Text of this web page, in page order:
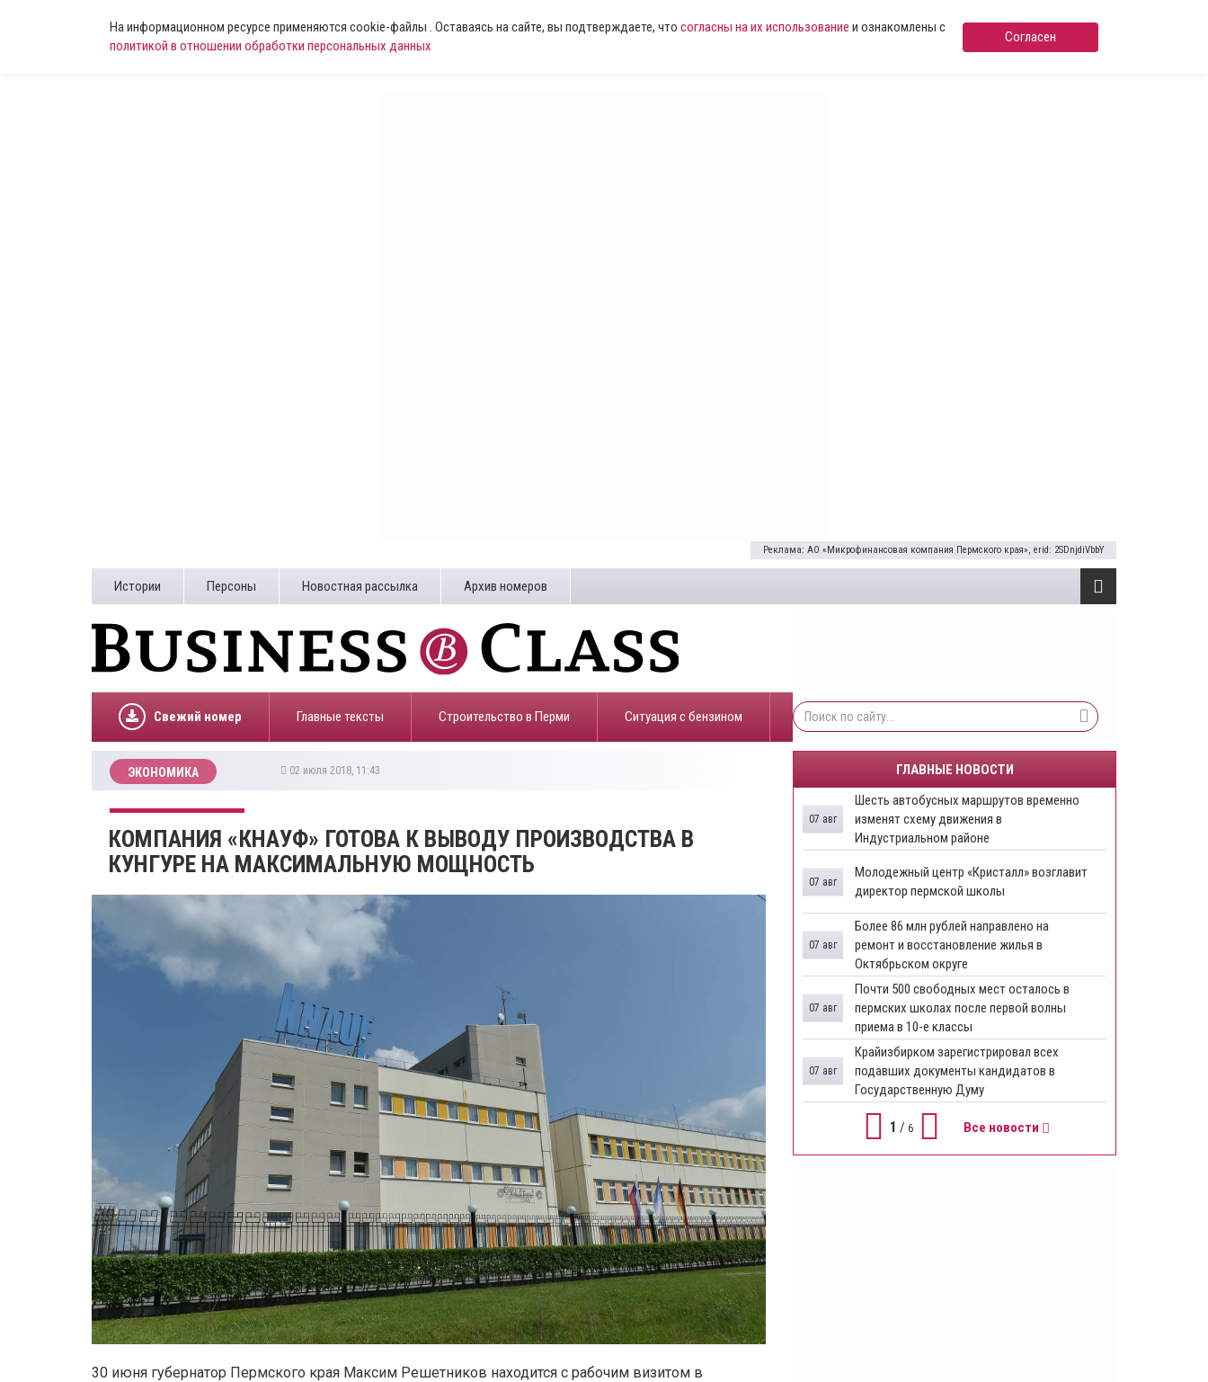
На информационном ресурсе применяются cookie-файлы . Оставаясь на сайте, вы подтверждаете, что согласны на их использование и ознакомлены с
политикой в отношении обработки персональных данных
Согласен
Реклама: АО «Микрофинансовая компания Пермского края», erid: 2SDnjdiVbbY
Истории Персоны Новостная рассылка Архив номеров
Свежий номер Главные тексты Строительство в Перми ​Ситуация с бензином
ЭКОНОМИКА 02 июля 2018, 11:43
​КОМПАНИЯ «КНАУФ» ГОТОВА К ВЫВОДУ ПРОИЗВОДСТВА В
КУНГУРЕ НА МАКСИМАЛЬНУЮ МОЩНОСТЬ
30 июня губернатор Пермского края Максим Решетников находится с рабочим визитом в
ГЛАВНЫЕ НОВОСТИ
Шесть автобусных маршрутов временно
изменят схему движения в
Индустриальном районе
07 авг
Молодежный центр «Кристалл» возглавит
директор пермской школы
07 авг
Более 86 млн рублей направлено на
ремонт и восстановление жилья в
Октябрьском округе
07 авг
Почти 500 свободных мест осталось в
пермских школах после первой волны
приема в 10-е классы
07 авг
Крайизбирком зарегистрировал всех
подавших документы кандидатов в
Государственную Думу
07 авг
1 / 6 Все новости